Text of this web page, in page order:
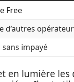
Free
d’autres
impayé
en lumière les